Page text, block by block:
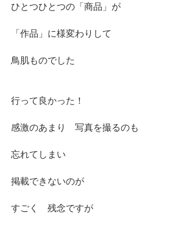
ひとつひとつの「商品」が
「作品」に様変わりして
鳥肌ものでした
行って良かった！
感激のあまり　写真を撮るのも
忘れてしまい
掲載できないのが
すごく　残念ですが